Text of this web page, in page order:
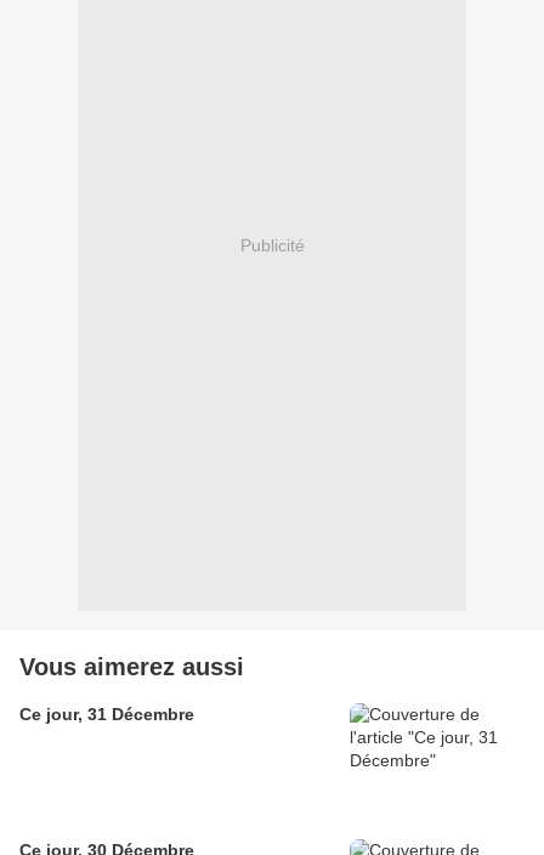
Publicité
Vous aimerez aussi
Ce jour, 31 Décembre
Ce jour, 30 Décembre